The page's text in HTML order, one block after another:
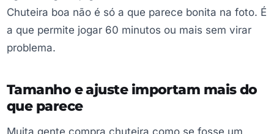
Chuteira boa não é só a que parece bonita na foto. É
a que permite jogar 60 minutos ou mais sem virar
problema.
Tamanho e ajuste importam mais do
que parece
Muita gente compra chuteira como se fosse um